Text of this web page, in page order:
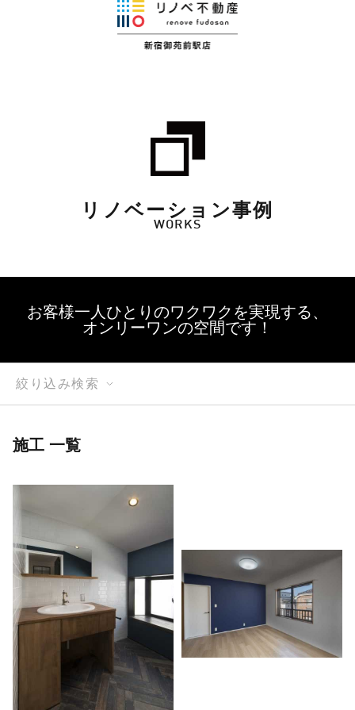
リノベーション事例
WORKS
お客様一人ひとりのワクワクを実現する、
オンリーワンの空間です！
絞り込み検索
施工 一覧